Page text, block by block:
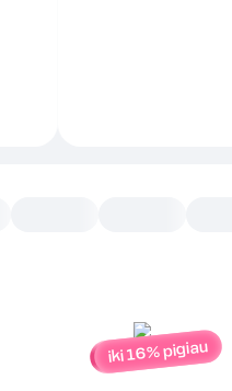
iki 16% pigiau